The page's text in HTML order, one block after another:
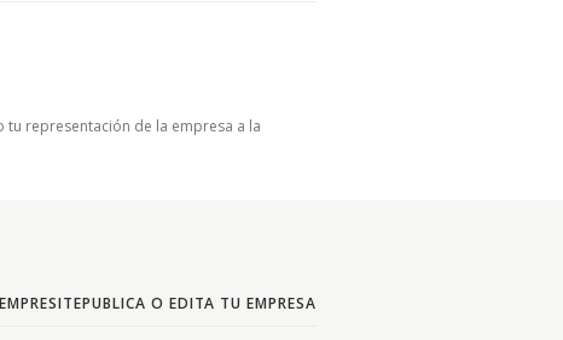
tu representación de la empresa a la
PUBLICA O EDITA TU EMPRESA